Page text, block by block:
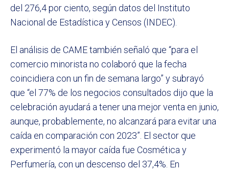
del 276,4 por ciento, según datos del Instituto
Nacional de Estadística y Censos (INDEC).
El análisis de CAME también señaló que “para el
comercio minorista no colaboró que la fecha
coincidiera con un fin de semana largo” y subrayó
que “el 77% de los negocios consultados dijo que la
celebración ayudará a tener una mejor venta en junio,
aunque, probablemente, no alcanzará para evitar una
caída en comparación con 2023”. El sector que
experimentó la mayor caída fue Cosmética y
Perfumería, con un descenso del 37,4%. En